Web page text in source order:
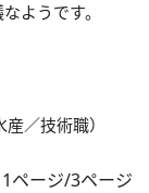
ようです。
／技術職）
1ページ/3ページ